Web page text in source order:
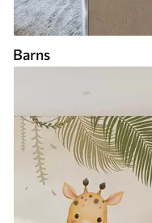
Barns